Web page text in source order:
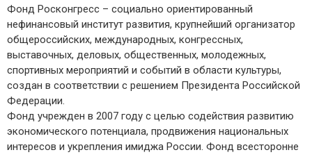
Фонд Росконгресс – социально ориентированный
нефинансовый институт развития, крупнейший организатор
общероссийских, международных, конгрессных,
выставочных, деловых, общественных, молодежных,
спортивных мероприятий и событий в области культуры,
создан в соответствии с решением Президента Российской
Федерации.
Фонд учрежден в 2007 году с целью содействия развитию
экономического потенциала, продвижения национальных
интересов и укрепления имиджа России. Фонд всесторонне